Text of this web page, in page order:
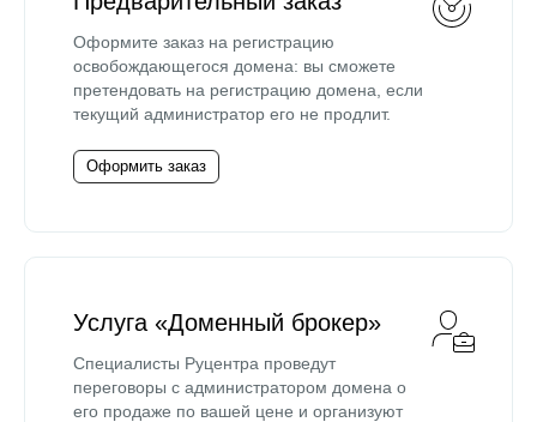
Оформите заказ на регистрацию
освобождающегося домена: вы сможете
претендовать на регистрацию домена, если
текущий администратор его не продлит.
Оформить заказ
Услуга «Доменный брокер»
Специалисты Руцентра проведут
переговоры с администратором домена о
его продаже по вашей цене и организуют